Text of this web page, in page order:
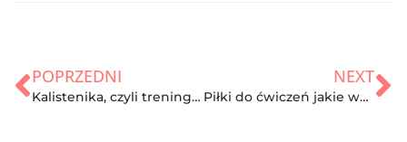
POPRZEDNI
Kalistenika, czyli trening w domu bez sprzętu
NEXT
Piłki do ćwiczeń jakie wybrać? Rozmiary i główne zalety